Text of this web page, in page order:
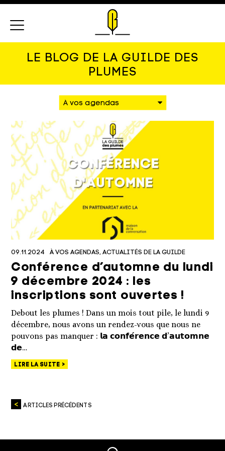
LE BLOG DE LA GUILDE DES
PLUMES
09.11.2024 À VOS AGENDAS ACTUALITÉS DE LA GUILDE
Conférence d’automne du lundi
9 décembre 2024 : les
inscriptions sont ouvertes !
Debout les plumes ! Dans un mois tout pile, le lundi 9
décembre, nous avons un rendez-vous que nous ne
pouvons pas manquer : 𝗹𝗮 𝗰𝗼𝗻𝗳𝗲́𝗿𝗲𝗻𝗰𝗲 𝗱’𝗮𝘂𝘁𝗼𝗺𝗻𝗲
𝗱𝗲…
LIRE LA SUITE
ARTICLES PRÉCÉDENTS